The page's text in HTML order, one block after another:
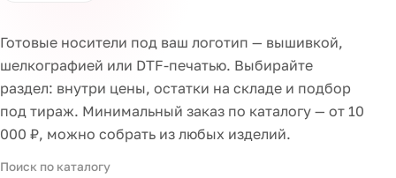
Готовые носители под ваш логотип — вышивкой,
шелкографией или DTF-печатью. Выбирайте
раздел: внутри цены, остатки на складе и подбор
под тираж. Минимальный заказ по каталогу — от 10
000 ₽, можно собрать из любых изделий.
Поиск по каталогу